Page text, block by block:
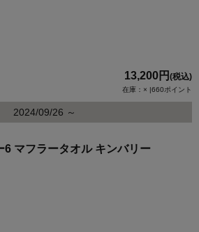
13,200円 (税込)
在庫：× |660ポイント
2024/09/26 ～
6 マフラータオル キンバリー